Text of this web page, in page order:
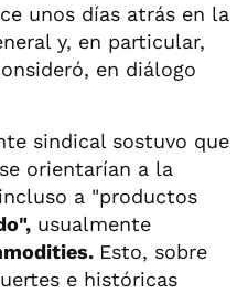
unos días atrás en la
y, en particular,
en diálogo
sindical sostuvo que
orientarían a la
a "productos
usualmente
Esto, sobre
e históricas